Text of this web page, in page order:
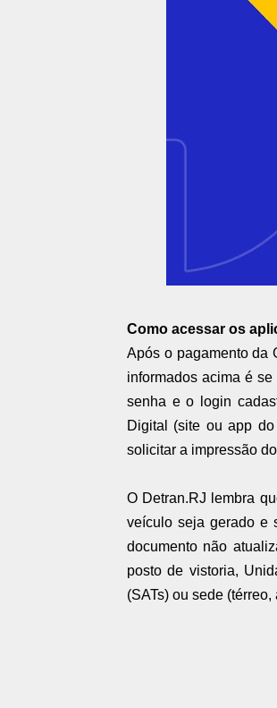
Como acessar os
Após o pagamento da
informados acima é
senha e o login
Digital (site ou app
solicitar a impressão
O Detran.RJ lembra
veículo seja gerado e
documento não
posto de vistoria,
(SATs) ou sede